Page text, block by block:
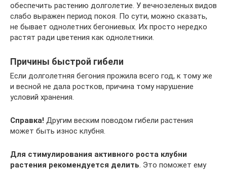
обеспечить растению долголетие. У вечнозеленых видов
слабо выражен период покоя. По сути, можно сказать,
не бывает однолетних бегониевых. Их просто нередко
растят ради цветения как однолетники.
Причины быстрой гибели
Если долголетняя бегония прожила всего год, к тому же
и весной не дала ростков, причина тому нарушение
условий хранения.
Справка! Другим веским поводом гибели растения
может быть износ клубня.
Для стимулирования активного роста клубни
растения рекомендуется делить. Это поможет ему